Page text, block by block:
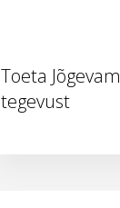
Toeta
tegevust